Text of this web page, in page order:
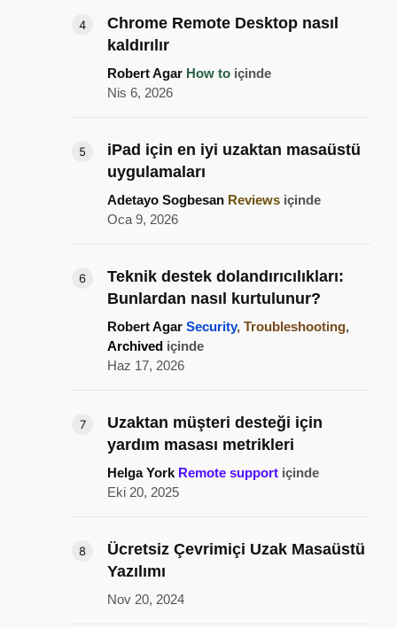
Chrome Remote Desktop nasıl
kaldırılır
Robert Agar How to içinde
Nis 6, 2026
iPad için en iyi uzaktan masaüstü
uygulamaları
Adetayo Sogbesan Reviews içinde
Oca 9, 2026
Teknik destek dolandırıcılıkları:
Bunlardan nasıl kurtulunur?
Robert Agar Security, Troubleshooting,
Archived içinde
Haz 17, 2026
Uzaktan müşteri desteği için
yardım masası metrikleri
Helga York Remote support içinde
Eki 20, 2025
Ücretsiz Çevrimiçi Uzak Masaüstü
Yazılımı
Nov 20, 2024